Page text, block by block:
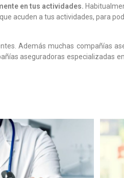
en tus actividades.
acuden a tus actividades, para
Además muchas compañías
aseguradoras especializadas